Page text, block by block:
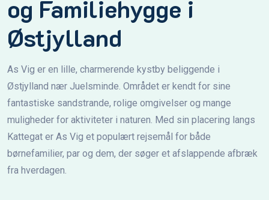
og Familiehygge i
Østjylland
As Vig er en lille, charmerende kystby beliggende i
Østjylland nær Juelsminde. Området er kendt for sine
fantastiske sandstrande, rolige omgivelser og mange
muligheder for aktiviteter i naturen. Med sin placering langs
Kattegat er As Vig et populært rejsemål for både
børnefamilier, par og dem, der søger et afslappende afbræk
fra hverdagen.